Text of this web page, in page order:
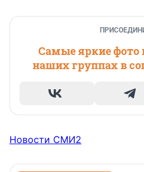
Самые яркие фото
наших группах в
Новости СМИ2